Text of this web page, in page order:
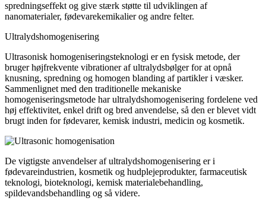
spredningseffekt og give stærk støtte til udviklingen af ​​
nanomaterialer, fødevarekemikalier og andre felter.
Ultralydshomogenisering
Ultrasonisk homogeniseringsteknologi er en fysisk metode, der
bruger højfrekvente vibrationer af ultralydsbølger for at opnå
knusning, spredning og homogen blanding af partikler i væsker.
Sammenlignet med den traditionelle mekaniske
homogeniseringsmetode har ultralydshomogenisering fordelene ved
høj effektivitet, enkel drift og bred anvendelse, så den er blevet vidt
brugt inden for fødevarer, kemisk industri, medicin og kosmetik.
De vigtigste anvendelser af ultralydshomogenisering er i
fødevareindustrien, kosmetik og hudplejeprodukter, farmaceutisk
teknologi, bioteknologi, kemisk materialebehandling,
spildevandsbehandling og så videre.